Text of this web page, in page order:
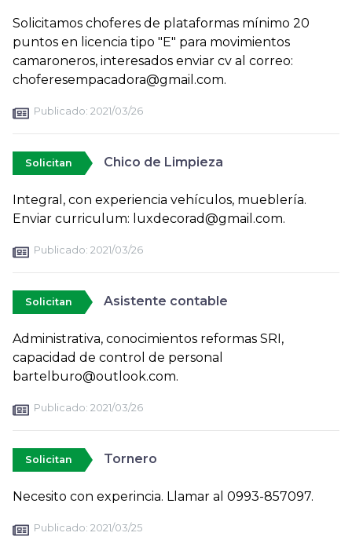
Solicitamos choferes de plataformas mínimo 20
puntos en licencia tipo "E" para movimientos
camaroneros, interesados enviar cv al correo:
choferesempacadora@gmail.com.
Publicado: 2021/03/26
Solicitan Chico de Limpieza
Integral, con experiencia vehículos, mueblería.
Enviar curriculum: luxdecorad@gmail.com.
Publicado: 2021/03/26
Solicitan Asistente contable
Administrativa, conocimientos reformas SRI,
capacidad de control de personal
bartelburo@outlook.com.
Publicado: 2021/03/26
Solicitan Tornero
Necesito con experincia. Llamar al 0993-857097.
Publicado: 2021/03/25